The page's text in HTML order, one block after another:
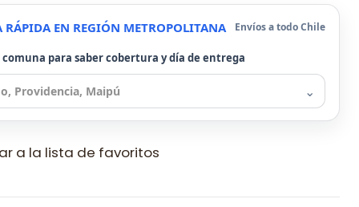
RÁPIDA EN REGIÓN METROPOLITANA Envíos a todo Chile
para saber cobertura y día de entrega
⌄
a la lista de favoritos